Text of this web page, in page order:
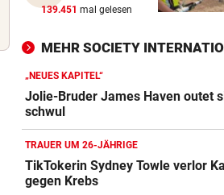
MUTTER IM KRANKENHAUS vor
Türkei gestorben
HAND AUFS HERZ vor 2
Würden Sie einen Politiker
VON OIDA BIS CRINGE
Warum sich Jugendwörter
schneller verändern
139.451 mal gelesen
MEHR SOCIETY
„NEUES KAPITEL“
Jolie-Bruder James Haven outet
schwul
TRAUER UM 26-JÄHRIGE
TikTokerin Sydney Towle verlor
gegen Krebs